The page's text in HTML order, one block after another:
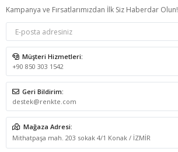
Kampanya ve Fırsatlarımızdan İlk Siz Haberdar Olun!
Müşteri Hizmetleri:
+90 850 303 1542
Geri Bildirim:
destek@renkte.com
Mağaza Adresi:
Mithatpaşa mah. 203 sokak 4/1 Konak / İZMİR